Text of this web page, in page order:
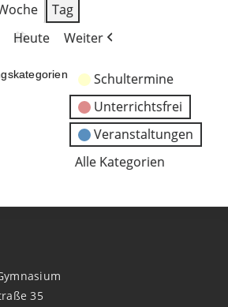
Tag
Heute Weiter
Schultermine
Unterrichtsfrei
Veranstaltungen
Alle Kategorien
35